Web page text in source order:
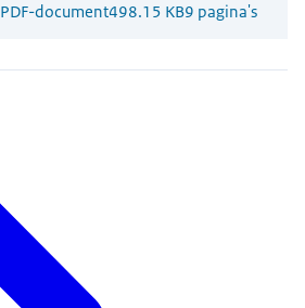
PDF-document498.15 KB9 pagina's